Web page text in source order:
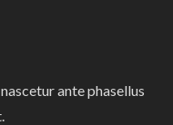
ante phasellus